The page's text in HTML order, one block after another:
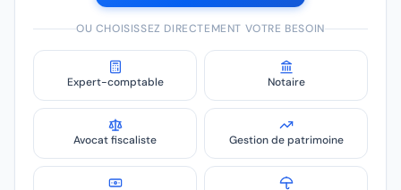
OU CHOISISSEZ DIRECTEMENT VOTRE BESOIN
Expert-comptable Notaire
Avocat fiscaliste Gestion de patrimoine